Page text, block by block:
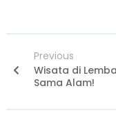
Previous
Wisata di
Sama Alam!